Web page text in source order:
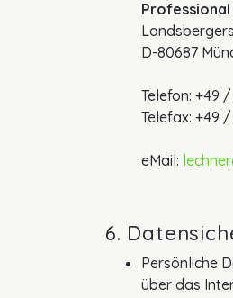
Professional
D-80687
Telefon: +49
Telefax: +49
eMail:
6.
Persönliche
über das